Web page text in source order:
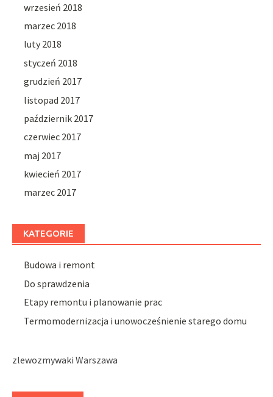
wrzesień 2018
marzec 2018
luty 2018
styczeń 2018
grudzień 2017
listopad 2017
październik 2017
czerwiec 2017
maj 2017
kwiecień 2017
marzec 2017
KATEGORIE
Budowa i remont
Do sprawdzenia
Etapy remontu i planowanie prac
Termomodernizacja i unowocześnienie starego domu
zlewozmywaki Warszawa